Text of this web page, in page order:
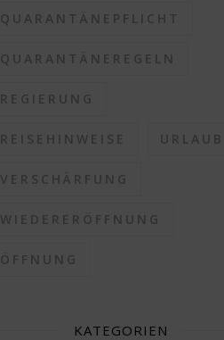
QUARANTÄNEPFLICHT
QUARANTÄNEREGELN
REGIERUNG
REISEHINWEISE URLAUB
VERSCHÄRFUNG
WIEDERERÖFFNUNG
ÖFFNUNG
KATEGORIEN